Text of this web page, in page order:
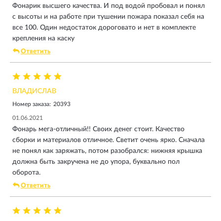
- чаще всего пользуюсь вторым и третьим "базовым".
- разрядился ориентировочно чз месяц (не ежедневного
использования)
- ронял с высоты 2-2,5 метра на бетонный пол - жив. В воде
Ах да... работаю завхозом в школе...
Приобретением оч доволен, хотя и дороговато (три месяца
откладывал в кубышку..., увидев у товарища сантехника
под машиной... думаю, лет на 10-15 мне хватит...
P.S. тем кто мечтает приобрести подобный фонарик -
рекомендую собирать денежки к "чёрной пятнице 9-11
ноября". Это вполне по силам...- у меня же получилось! ;)
Всем Добра!
Фонарик высшего качества. И под водой пробовал и понял
с высоты и на работе при тушении пожара показал себя на
все 100. Один недостаток дороговато и нет в комплекте
крепления на каску
Ответить
ВЛАДИСЛАВ
Номер заказа: 20393
01.06.2021
Фонарь мега-отличный!! Своих денег стоит. Качество
сборки и материалов отличное. Светит очень ярко. Сначала
не понял как заряжать, потом разобрался: нижняя крышка
должна быть закручена не до упора, буквально пол
оборота.
Ответить